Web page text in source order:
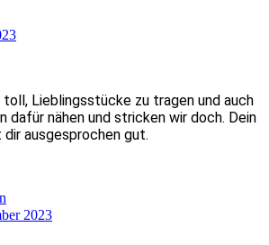
Lieblingsstücke zu tragen und auch
dafür nähen und stricken wir doch. Dein
ausgesprochen gut.
2023